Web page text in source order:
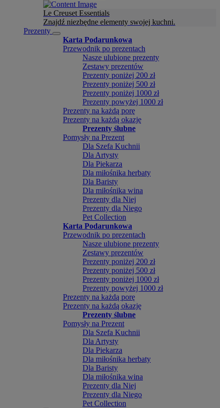
Le Creuset Essentials
Znajdź niezbędne elementy swojej kuchni.
Prezenty
Karta Podarunkowa
Przewodnik po prezentach
Nasze ulubione prezenty
Zestawy prezentów
Prezenty poniżej 200 zł
Prezenty poniżej 500 zł
Prezenty poniżej 1000 zł
Prezenty powyżej 1000 zł
Prezenty na każdą porę
Prezenty na każdą okazję
Prezenty ślubne
Pomysły na Prezent
Dla Szefa Kuchnii
Dla Artysty
Dla Piekarza
Dla miłośnika herbaty
Dla Baristy
Dla miłośnika wina
Prezenty dla Niej
Prezenty dla Niego
Pet Collection
Karta Podarunkowa
Przewodnik po prezentach
Nasze ulubione prezenty
Zestawy prezentów
Prezenty poniżej 200 zł
Prezenty poniżej 500 zł
Prezenty poniżej 1000 zł
Prezenty powyżej 1000 zł
Prezenty na każdą porę
Prezenty na każdą okazję
Prezenty ślubne
Pomysły na Prezent
Dla Szefa Kuchnii
Dla Artysty
Dla Piekarza
Dla miłośnika herbaty
Dla Baristy
Dla miłośnika wina
Prezenty dla Niej
Prezenty dla Niego
Pet Collection